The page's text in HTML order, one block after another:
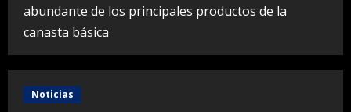
abundante de los principales productos de la
canasta básica
Noticias